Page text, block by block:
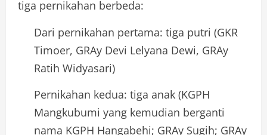
tiga pernikahan berbeda:
Dari pernikahan pertama: tiga putri (GKR
Timoer, GRAy Devi Lelyana Dewi, GRAy
Ratih Widyasari)
Pernikahan kedua: tiga anak (KGPH
Mangkubumi yang kemudian berganti
nama KGPH Hangabehi; GRAy Sugih; GRAy